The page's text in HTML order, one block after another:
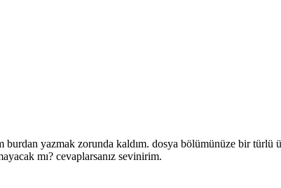
yazmak zorunda kaldım. dosya bölümünüze bir türlü
mı? cevaplarsanız sevinirim.